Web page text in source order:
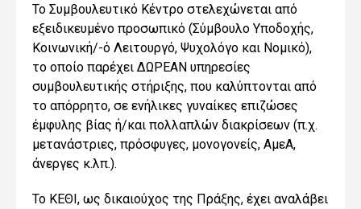
Το Συμβουλευτικό Κέντρο στελεχώνεται από
εξειδικευμένο προσωπικό (Σύμβουλο Υποδοχής,
Κοινωνική/-ό Λειτουργό, Ψυχολόγο και Νομικό),
το οποίο παρέχει ΔΩΡΕΑΝ υπηρεσίες
συμβουλευτικής στήριξης, που καλύπτονται από
το απόρρητο, σε ενήλικες γυναίκες επιζώσες
έμφυλης βίας ή/και πολλαπλών διακρίσεων (π.χ.
μετανάστριες, πρόσφυγες, μονογονείς, ΑμεΑ,
άνεργες κ.λπ.).
Το ΚΕΘΙ, ως δικαιούχος της Πράξης, έχει αναλάβει